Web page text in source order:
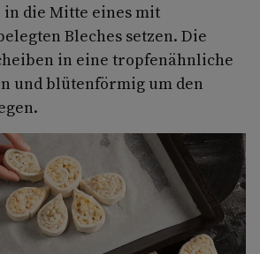
in die Mitte eines mit
Bleches setzen. Die
in eine tropfenähnliche
und blütenförmig um den